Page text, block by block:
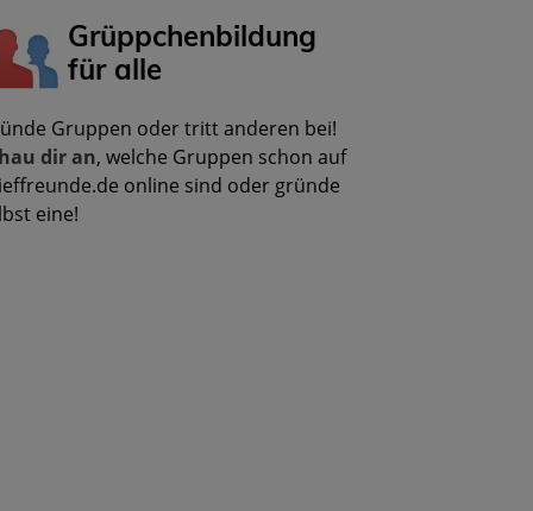
Grüppchenbildung
für alle
Gruppen oder tritt anderen bei!
dir an, welche Gruppen schon auf
online sind oder gründe
eine!